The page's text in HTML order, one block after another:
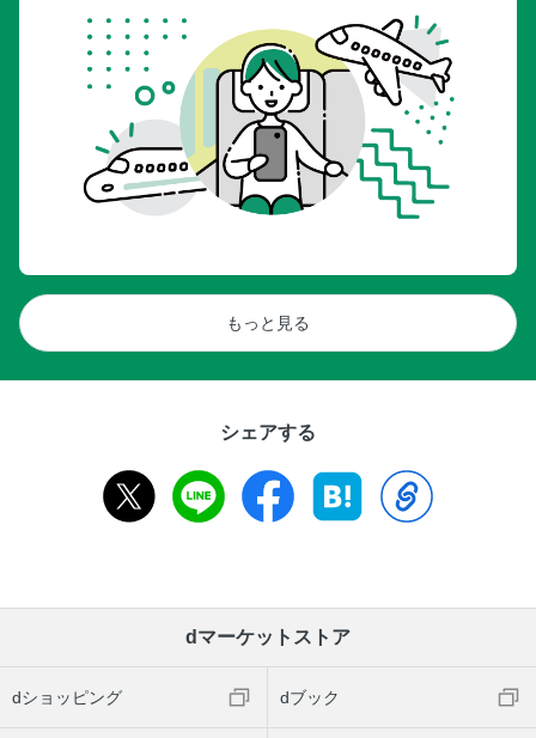
もっと見る
シェアする
dマーケットストア
dショッピング dブック